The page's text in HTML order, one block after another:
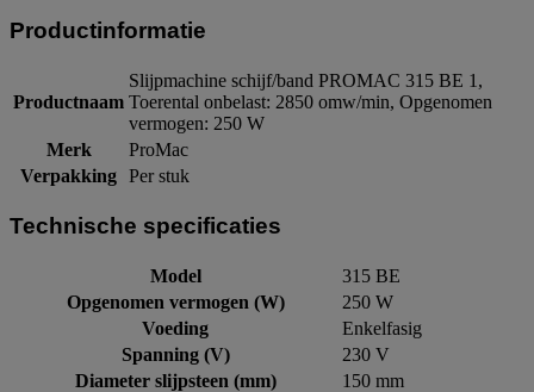
Productinformatie
Productnaam
Slijpmachine schijf/band PROMAC 315 BE 1,
Toerental onbelast: 2850 omw/min, Opgenomen
vermogen: 250 W
Merk
ProMac
Verpakking Per stuk
Technische specificaties
Model
315 BE
Opgenomen vermogen (W)
250 W
Voeding
Enkelfasig
Spanning (V)
230 V
Diameter slijpsteen (mm)
150 mm